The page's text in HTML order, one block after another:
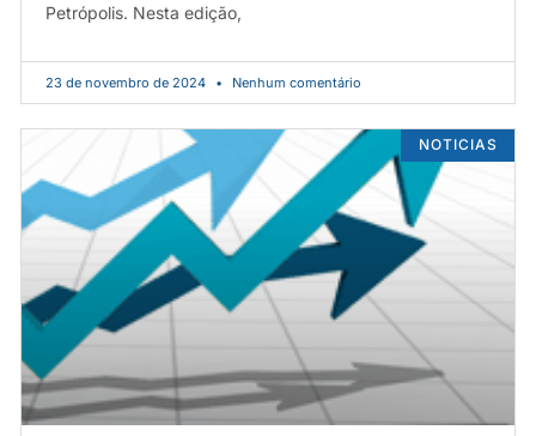
Petrópolis. Nesta edição,
23 de novembro de 2024 Nenhum comentário
NOTICIAS